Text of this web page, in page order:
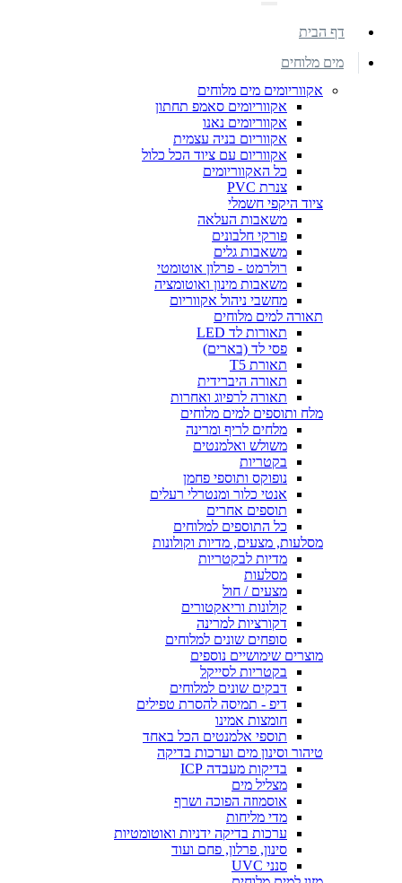
דף הבית
מים מלוחים
אקווריומים מים מלוחים
אקווריומים סאמפ תחתון
אקווריומים נאנו
אקווריום בניה עצמית
אקווריום עם ציוד הכל כלול
כל האקווריומים
צנרת PVC
ציוד היקפי חשמלי
משאבות העלאה
פורקי חלבונים
משאבות גלים
רולרמט - פרלון אוטומטי
משאבות מינון ואוטומציה
מחשבי ניהול אקווריום
תאורה למים מלוחים
תאורות לד LED
פסי לד (בארים)
תאורת T5
תאורה היברידית
תאורה לרפיוג ואחרות
מלח ותוספים למים מלוחים
מלחים לריף ומרינה
משולש ואלמנטים
בקטריות
נופוקס ותוספי פחמן
אנטי כלור ומנטרלי רעלים
תוספים אחרים
כל התוספים למלוחים
מסלעות, מצעים, מדיות וקולונות
מדיות לבקטריות
מסלעות
מצעים / חול
קולונות וריאקטורים
דקורציות למרינה
סופחים שונים למלוחים
מוצרים שימושיים נוספים
בקטריות לסייקל
דבקים שונים למלוחים
דיפ - תמיסה להסרת טפילים
חומצות אמינו
תוספי אלמנטים הכל באחד
טיהור וסינון מים וערכות בדיקה
בדיקות מעבדה ICP
מצליל מים
אוסמוזה הפוכה ושרף
מדי מליחות
ערכות בדיקה ידניות ואוטומטיות
סינון, פרלון, פחם ועוד
סנני UVC